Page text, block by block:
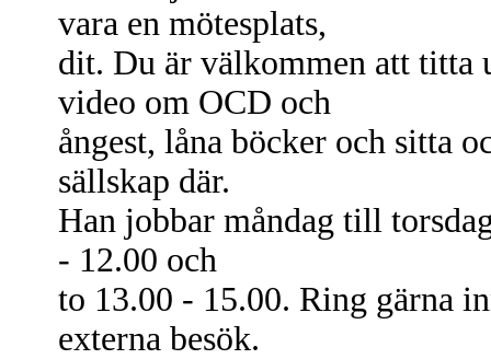
vara en mötesplats,
dit. Du är välkommen att titta
video om OCD och
ångest, låna böcker och sitta
sällskap där.
Han jobbar måndag till
- 12.00 och
to 13.00 - 15.00. Ring gärna
externa besök.